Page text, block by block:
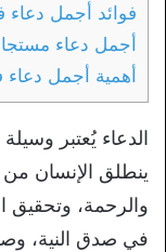
فوائد أجمل دعاء
أجمل دعاء
أهمية أجمل دعاء
الدعاء يُعتبر
ينطلق الإنسان من
والرحمة، وتحقيق
في صدق النية،